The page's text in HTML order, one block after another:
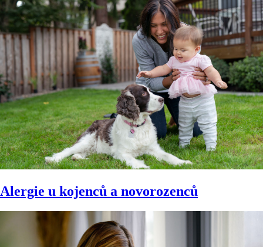
Alergie u kojenců a novorozenců